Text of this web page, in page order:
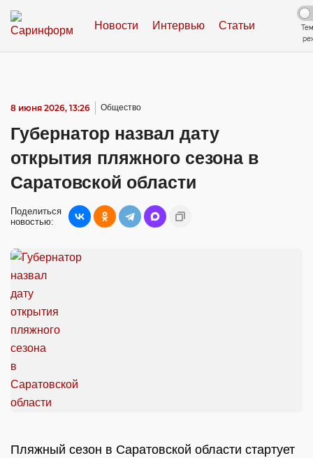
Новости Интервью Статьи
8 июня 2026, 13:26 Общество
Губернатор назвал дату
открытия пляжного сезона в
Саратовской области
Поделиться
новостью:
Пляжный сезон в Саратовской области стартует